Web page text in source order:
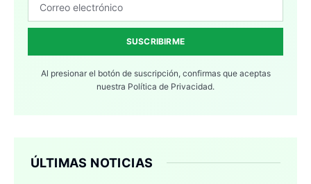
SUSCRIBIRME
Al presionar el botón de suscripción, confirmas que aceptas
nuestra Política de Privacidad.
ÚLTIMAS NOTICIAS